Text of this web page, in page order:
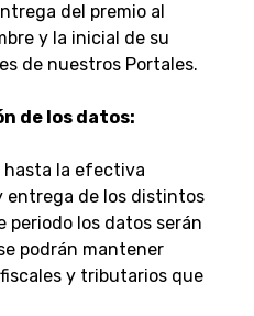
del premio al
y la inicial de su
de nuestros Portales.
de los datos:
hasta la efectiva
entrega de los distintos
periodo los datos serán
podrán mantener
y tributarios que